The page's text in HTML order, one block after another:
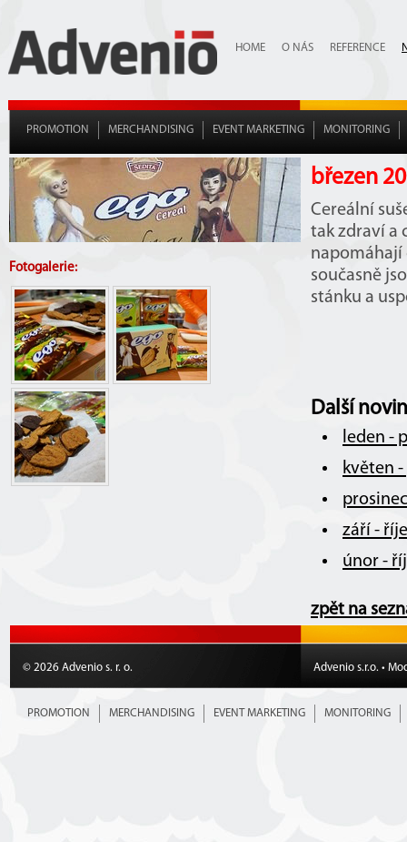
HOME O NÁS REFERENCE
PROMOTION MERCHANDISING EVENT MARKETING MONITORING
Fotogalerie:
březen
Cereální
tak zdraví a
napomáhají
současně
stánku a
Další
leden -
květen
září -
únor -
zpět na
© 2026 Advenio s. r. o. Advenio s.r.o. •
PROMOTION MERCHANDISING EVENT MARKETING MONITORING